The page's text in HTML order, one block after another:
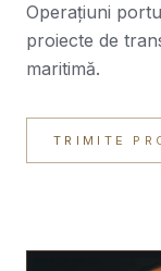
Operațiuni
proiecte de
maritimă.
TRIMITE